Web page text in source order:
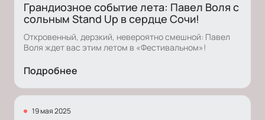
Грандиозное событие лета: Павел Воля с
сольным Stand Up в сердце Сочи!
Откровенный, дерзкий, невероятно смешной: Павел
Воля ждет вас этим летом в «Фестивальном»!
Подробнее
19 мая 2025